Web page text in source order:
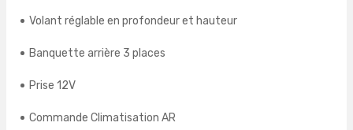
Volant réglable en profondeur et hauteur
Banquette arrière 3 places
Prise 12V
Commande Climatisation AR